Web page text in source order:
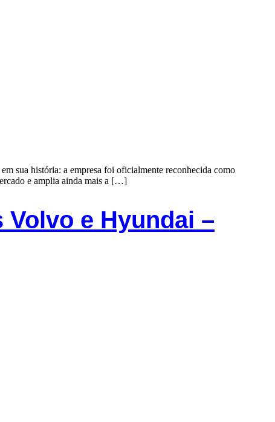
sua história: a empresa foi oficialmente reconhecida como
e amplia ainda mais a […]
e Hyundai –